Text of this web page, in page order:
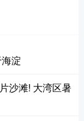
淀
沙滩! 大湾区暑